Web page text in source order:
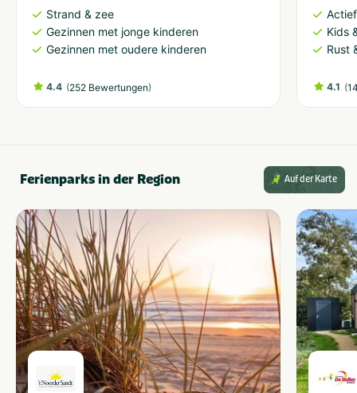
Strand & zee
Gezinnen met jonge kinderen
Gezinnen met oudere kinderen
4.4 (252 Bewertungen)
Kids
Rust
4.1 (
Ferienparks in der Region Auf der Karte